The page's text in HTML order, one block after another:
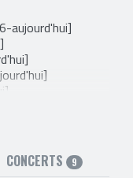
aujourd'hui]
etyoutube
CONCERTS 9